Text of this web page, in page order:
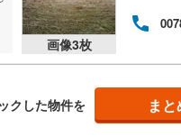
画像3枚
クした物件を ま
印
山
長